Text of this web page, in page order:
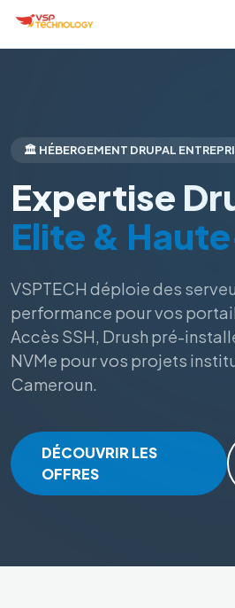
🏛️ HÉBERGEMENT DRUPAL
Expertise
Elite &
VSPTECH déploie des
performance pour vos
Accès SSH, Drush pré-
NVMe pour vos projets
Cameroun.
DÉCOUVRIR LES
OFFRES